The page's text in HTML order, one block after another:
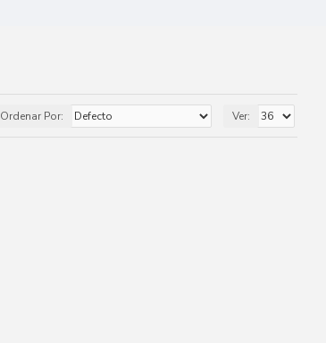
Ordenar Por: Ver: